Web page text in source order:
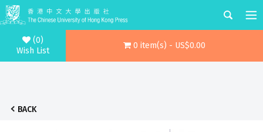
(0)
Wish List
0 item(s) - US$0.00
BACK